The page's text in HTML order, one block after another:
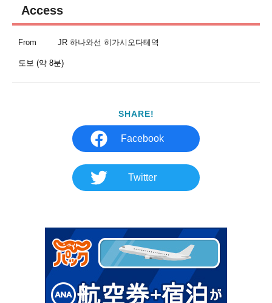
Access
From JR 하나와선 히가시오다테역
도보 (약 8분)
SHARE!
Facebook
Twitter